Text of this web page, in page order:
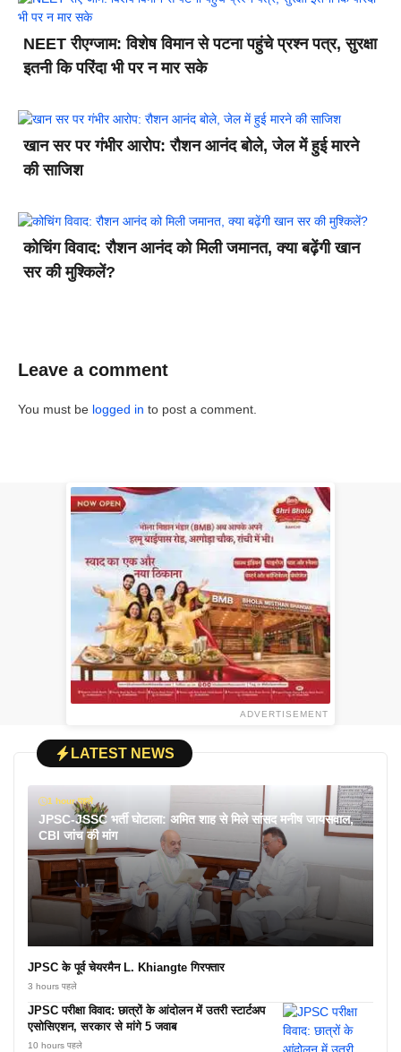
NEET रीएग्जाम: विशेष विमान से पटना पहुंचे प्रश्न पत्र, सुरक्षा
इतनी कि परिंदा भी पर न मार सके
खान सर पर गंभीर आरोप: रौशन आनंद बोले, जेल में हुई मारने
की साजिश
कोचिंग विवाद: रौशन आनंद को मिली जमानत, क्या बढ़ेंगी खान
सर की मुश्किलें?
Leave a comment
You must be logged in to post a comment.
ADVERTISEMENT
LATEST NEWS
1 hour पहले
JPSC-JSSC भर्ती घोटाला: अमित शाह से मिले सांसद मनीष जायसवाल,
CBI जांच की मांग
JPSC के पूर्व चेयरमैन L. Khiangte गिरफ्तार
3 hours पहले
JPSC परीक्षा विवाद: छात्रों के आंदोलन में उतरी स्टार्टअप
एसोसिएशन, सरकार से मांगे 5 जवाब
10 hours पहले